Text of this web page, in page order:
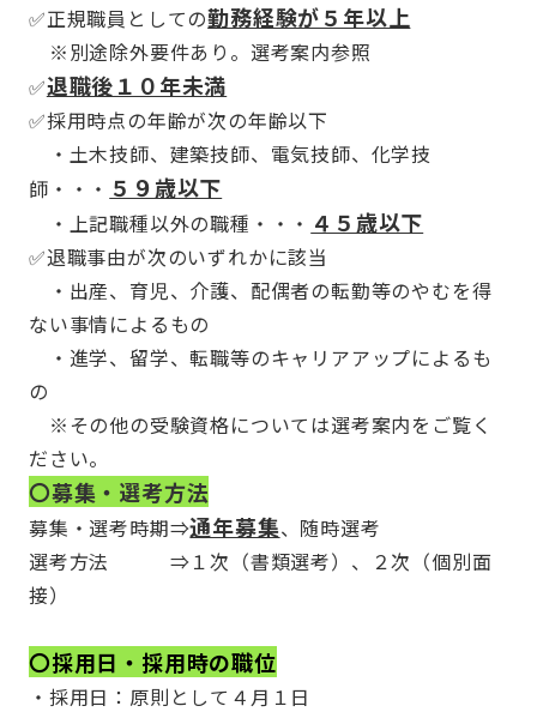
✅正規職員としての勤務経験が５年以上
※別途除外要件あり。選考案内参照
✅退職後１０年未満
✅採用時点の年齢が次の年齢以下
・土木技師、建築技師、電気技師、化学技
師・・・ ５９歳以下
・上記職種以外の職種・・・ ４５歳以下
✅退職事由が次のいずれかに該当
・出産、育児、介護、配偶者の転勤等のやむを得
ない事情によるもの
・進学、留学、転職等のキャリアアップによるも
の
※その他の受験資格については選考案内をご覧く
ださい。
〇募集・選考方法
募集・選考時期⇒通年募集、随時選考
選考方法 ⇒１次（書類選考）、２次（個別面
接）
〇採用日・採用時の職位
・採用日：原則として４月１日